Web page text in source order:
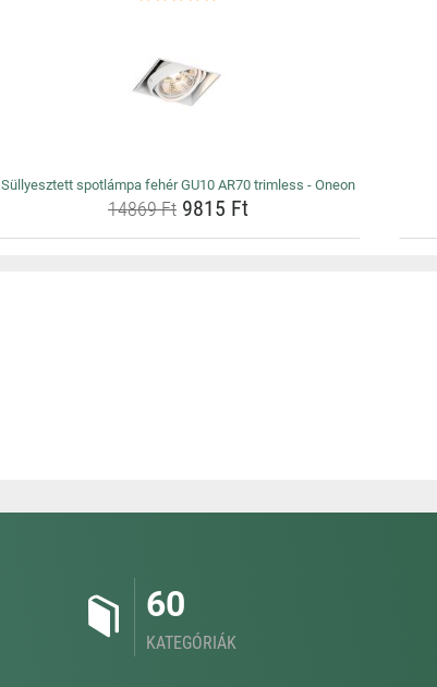
Süllyesztett spotlámpa fehér GU10 AR70 trimless - Oneon
14869 Ft9815 Ft
60
KATEGÓRIÁK